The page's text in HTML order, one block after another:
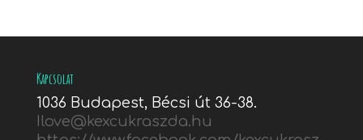
Kapcsolat
1036 Budapest, Bécsi út 36-38.
Ilove@kexcukraszda.hu